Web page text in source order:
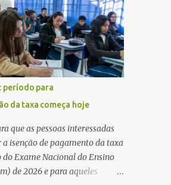
eleitorado. Confirmados até
Pré candidatos Alex Monteiro,
Valcinete Araújo e Professor
há possibilidade de mais
, ficaremos no aguardo para
A primeira
com o inimaginável Gerson
da Rede Municipal
Formado em Pedagogia
pela UFPB. Leciona no Otto
Inácio, Ellinora Dornellas
Falcão. Gerson nos contou
período para
da taxa começa hoje
que as pessoas interessadas
isenção de pagamento da taxa
do Exame Nacional do Ensino
de 2026 e para aqueles